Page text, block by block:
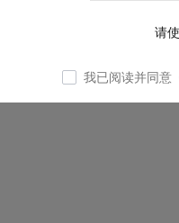
请
我已阅读并同意